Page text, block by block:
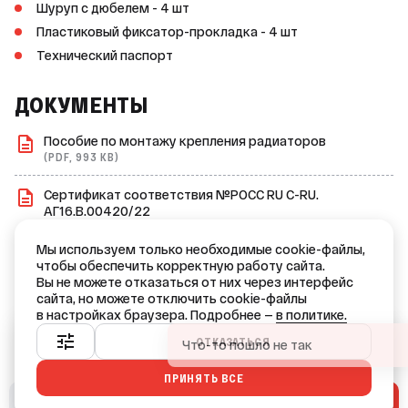
Шуруп с дюбелем - 4 шт
Пластиковый фиксатор-прокладка - 4 шт
Технический паспорт
ДОКУМЕНТЫ
Пособие по монтажу крепления радиаторов
(PDF, 993 KB)
Сертификат соответствия №РОСС RU С-RU.
АГ16.В.00420/22
Сертификат соответствия №POCC RU C-
RU.АГ16.В.00633/24
(PDF, 1.0 MB)
Ваш город — Краснодар?
Мы используем только необходимые cookie-файлы,
чтобы обеспечить корректную работу сайта.
Вы не можете отказаться от них через интерфейс
сайта, но можете отключить cookie-файлы
в настройках браузера. Подробнее — в политике.
ОТКАЗАТЬСЯ
ПРИНЯТЬ ВСЕ